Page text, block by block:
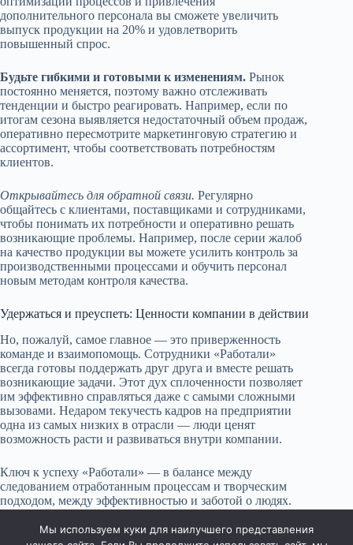
дополнительного персонала вы сможете увеличить
выпуск продукции на 20% и удовлетворить
повышенный спрос.
Будьте гибкими и готовыми к изменениям. Рынок
постоянно меняется, поэтому важно отслеживать
тенденции и быстро реагировать. Например, если по
итогам сезона выявляется недостаточный объем продаж,
оперативно пересмотрите маркетинговую стратегию и
ассортимент, чтобы соответствовать потребностям
клиентов.
Открывайтесь для обратной связи. Регулярно
общайтесь с клиентами, поставщиками и сотрудниками,
чтобы понимать их потребности и оперативно решать
возникающие проблемы. Например, после серии жалоб
на качество продукции вы можете усилить контроль за
производственными процессами и обучить персонал
новым методам контроля качества.
Удержаться и преуспеть: Ценности компании в действии
Но, пожалуй, самое главное — это приверженность
команде и взаимопомощь. Сотрудники «Работали»
всегда готовы поддержать друг друга и вместе решать
возникающие задачи. Этот дух сплоченности позволяет
им эффективно справляться даже с самыми сложными
вызовами. Недаром текучесть кадров на предприятии
одна из самых низких в отрасли — люди ценят
возможность расти и развиваться внутри компании.
Ключ к успеху «Работали» — в балансе между
следованием отработанным процессам и творческим
подходом, между эффективностью и заботой о людях.
динамичное развитие предприятия.
Мы используем куки для наилучшего представления